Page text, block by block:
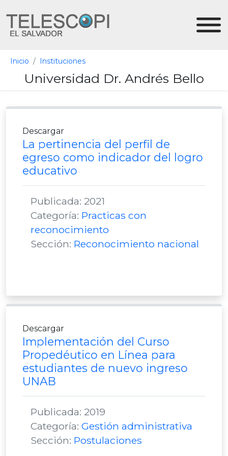
Inicio Instituciones
Universidad Dr. Andrés Bello
Descargar
La pertinencia del perfil de
egreso como indicador del logro
educativo
Publicada: 2021
Categoría: Practicas con
reconocimiento
Sección: Reconocimiento nacional
Descargar
Implementación del Curso
Propedéutico en Línea para
estudiantes de nuevo ingreso
UNAB
Publicada: 2019
Categoría: Gestión administrativa
Sección: Postulaciones